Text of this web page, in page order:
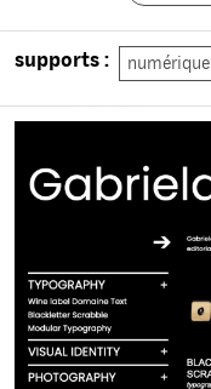
supports : numérique